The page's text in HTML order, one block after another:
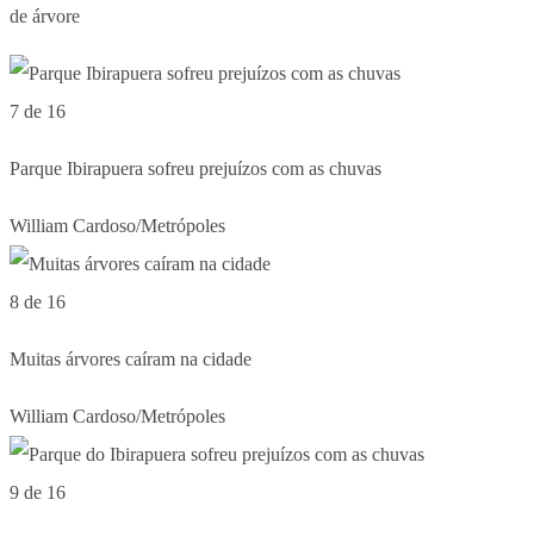
de árvore
7 de 16
Parque Ibirapuera sofreu prejuízos com as chuvas
William Cardoso/Metrópoles
8 de 16
Muitas árvores caíram na cidade
William Cardoso/Metrópoles
9 de 16